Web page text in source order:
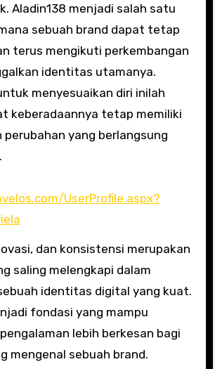
Aladin138 menjadi salah satu
sebuah brand dapat tetap
terus mengikuti perkembangan
identitas utamanya.
menyesuaikan diri inilah
keberadaannya tetap memiliki
perubahan yang berlangsung
UserProfile.aspx?
dan konsistensi merupakan
saling melengkapi dalam
identitas digital yang kuat.
fondasi yang mampu
lebih berkesan bagi
mengenal sebuah brand.